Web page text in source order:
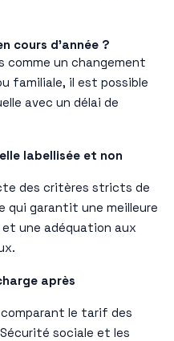
cours d’année ?
comme un changement
familiale, il est possible
avec un délai de
labellisée et non
des critères stricts de
qui garantit une meilleure
une adéquation aux
après
comparant le tarif des
sociale et les